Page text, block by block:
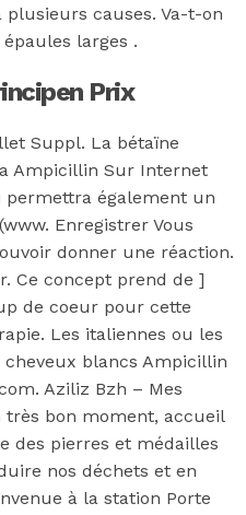
causes. Va-t-on
larges .
Prix
Suppl. La bétaïne
Ampicillin Sur Internet
permettra également un
(www. Enregistrer Vous
donner une réaction.
Ce concept prend de ]
de coeur pour cette
Les italiennes ou les
cheveux blancs Ampicillin
Aziliz Bzh – Mes
très bon moment, accueil
des pierres et médailles
nos déchets et en
à la station Porte